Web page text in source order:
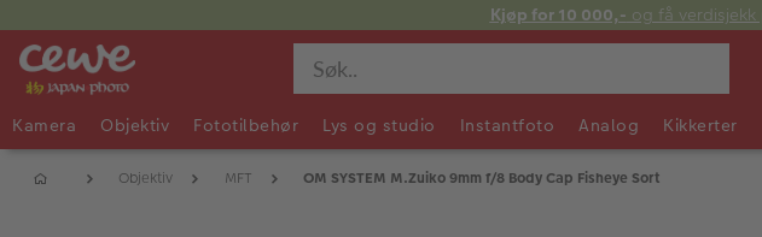
Kjøp for 10 000,- og få verdisjekk
Kamera Objektiv Fototilbehør Lys og studio Instantfoto Analog Kikkerter
Objektiv MFT OM SYSTEM M.Zuiko 9mm f/8 Body Cap Fisheye Sort